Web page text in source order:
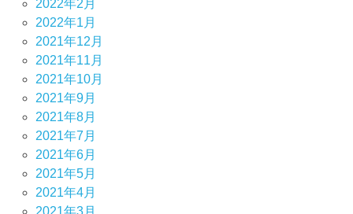
2022年2月
2022年1月
2021年12月
2021年11月
2021年10月
2021年9月
2021年8月
2021年7月
2021年6月
2021年5月
2021年4月
2021年3月